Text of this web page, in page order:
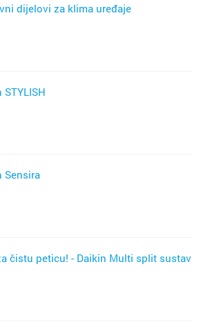
dijelovi za klima uređaje
STYLISH
Sensira
čistu peticu! - Daikin Multi split sustav